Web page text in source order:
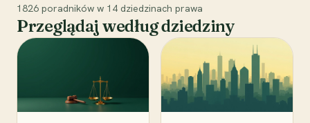
1826 poradników w 14 dziedzinach prawa
Przeglądaj według dziedziny